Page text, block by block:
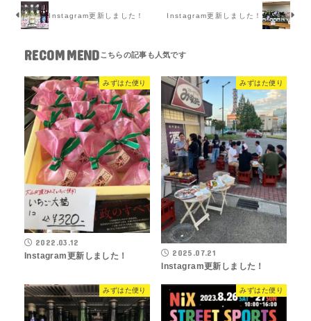
Instagram更新しました！ Instagram更新しました！
RECOMMEND
みずはた便り
2022.03.12
Instagram更新しました！
みずはた便り
2025.07.21
Instagram更新しました！
みずはた便り みずはた便り